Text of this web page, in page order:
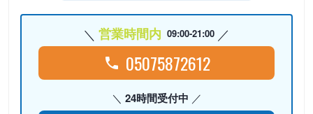
営業時間内 09:00-21:00
05075872612
24時間受付中